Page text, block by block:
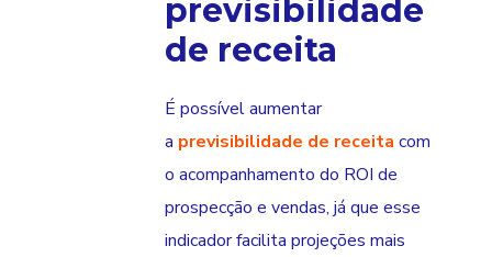
previsibilidade
de receita
É possível aumentar
a previsibilidade de receita com
o acompanhamento do ROI de
prospecção e vendas, já que esse
indicador facilita projeções mais